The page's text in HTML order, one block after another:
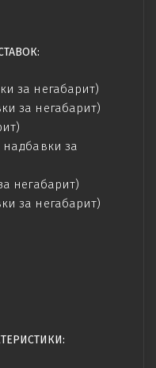
за негабарит)
за негабарит)
надбавки за
негабарит)
за негабарит)